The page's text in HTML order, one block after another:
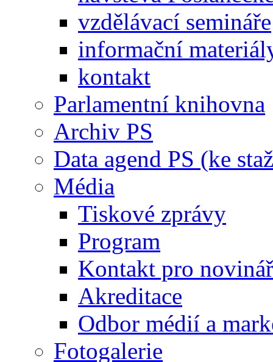
vzdělávací semináře
informační
kontakt
Parlamentní knihovna
Archiv PS
Data agend PS (ke
Média
Tiskové zprávy
Program
Kontakt pro
Akreditace
Odbor médií a
Fotogalerie